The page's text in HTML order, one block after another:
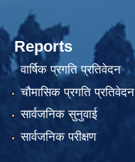
Reports
वार्षिक प्रगति प्रतिवेदन
चौमासिक प्रगति प्रतिवेदन
सार्वजनिक सुनुवाई
सार्वजनिक परीक्षण